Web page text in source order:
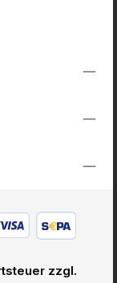
zzgl.